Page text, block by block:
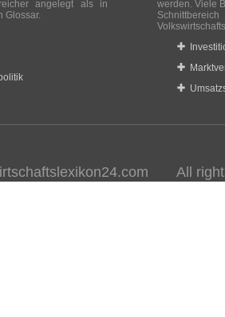
angelegt als in
Glossar.
werden. Viele
All